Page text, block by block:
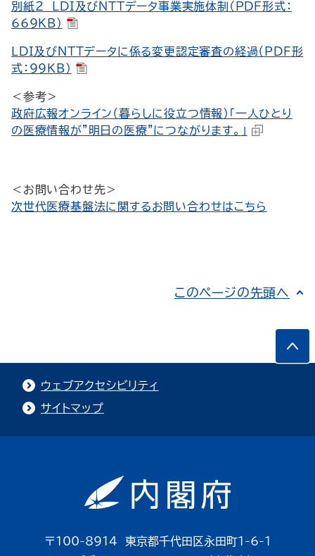
別紙２ LDI及びNTTデータ事業実施体制（PDF形式：
669KB）
LDI及びNTTデータに係る変更認定審査の経過（PDF形
式：99KB）
＜参考＞
政府広報オンライン（暮らしに役立つ情報）「一人ひとり
の医療情報が”明日の医療”につながります。」
＜お問い合わせ先＞
次世代医療基盤法に関するお問い合わせはこちら
このページの先頭へ
ウェブアクセシビリティ
サイトマップ
〒100-8914 東京都千代田区永田町1-6-1